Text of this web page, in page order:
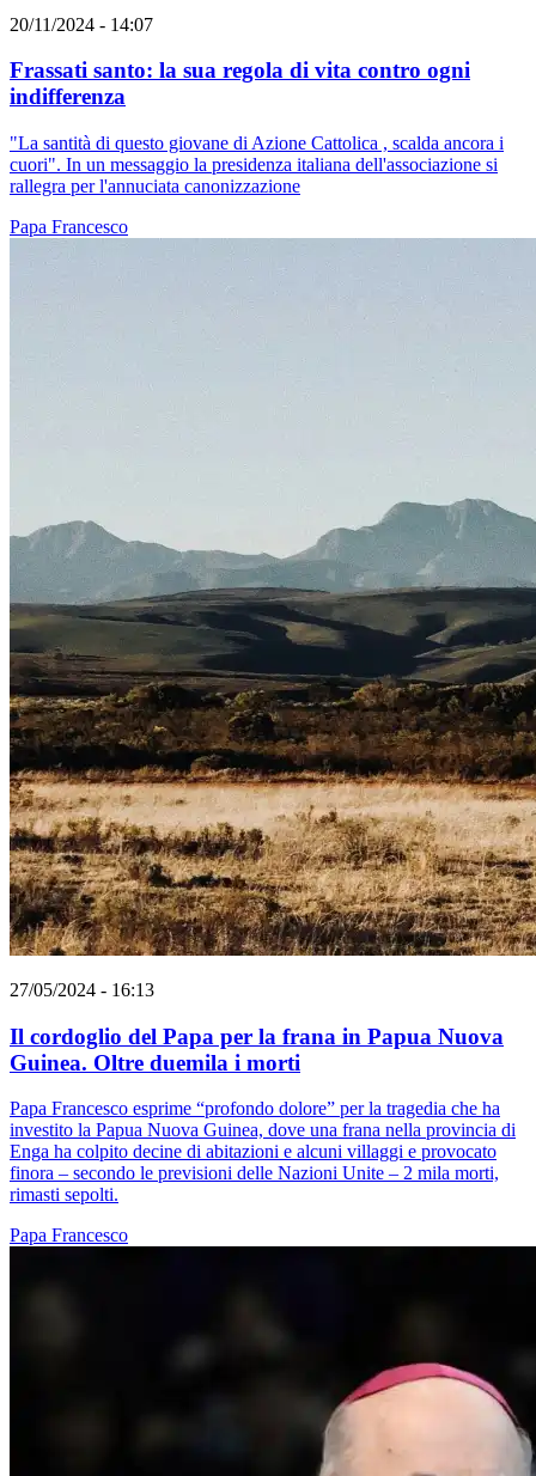
20/11/2024 - 14:07
Frassati santo: la sua regola di vita contro ogni
indifferenza
"La santità di questo giovane di Azione Cattolica , scalda ancora i
cuori". In un messaggio la presidenza italiana dell'associazione si
rallegra per l'annuciata canonizzazione
Papa Francesco
27/05/2024 - 16:13
Il cordoglio del Papa per la frana in Papua Nuova
Guinea. Oltre duemila i morti
Papa Francesco esprime “profondo dolore” per la tragedia che ha
investito la Papua Nuova Guinea, dove una frana nella provincia di
Enga ha colpito decine di abitazioni e alcuni villaggi e provocato
finora – secondo le previsioni delle Nazioni Unite – 2 mila morti,
rimasti sepolti.
Papa Francesco